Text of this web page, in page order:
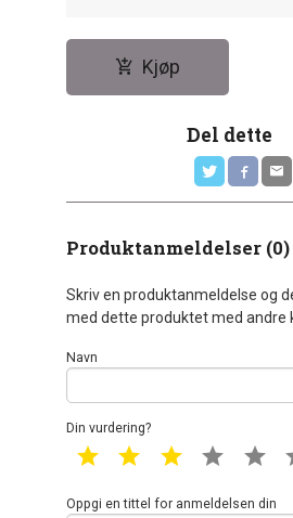
Kjøp
Del dette
Produktanmeldelser (0)
Skriv en produktanmeldelse og
med dette produktet med andre
Navn
Din vurdering?
1 star 2 star 3 star 4 star 5
Oppgi en tittel for anmeldelsen din